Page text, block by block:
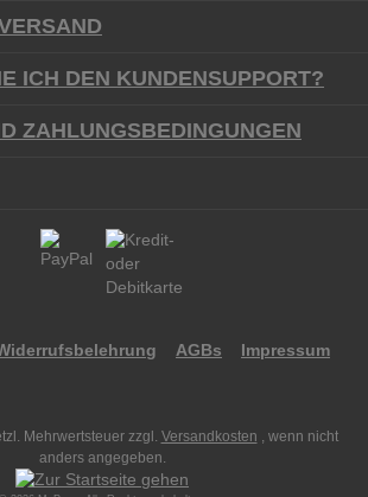
ICH DEN KUNDENSUPPORT?
ZAHLUNGSBEDINGUNGEN
AGBs Impressum
Mehrwertsteuer zzgl. Versandkosten , wenn nicht
anders angegeben.